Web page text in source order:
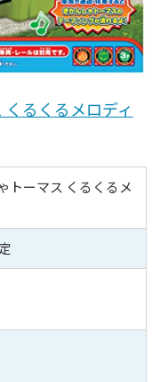
るくるメロディ
トーマス くるくるメ